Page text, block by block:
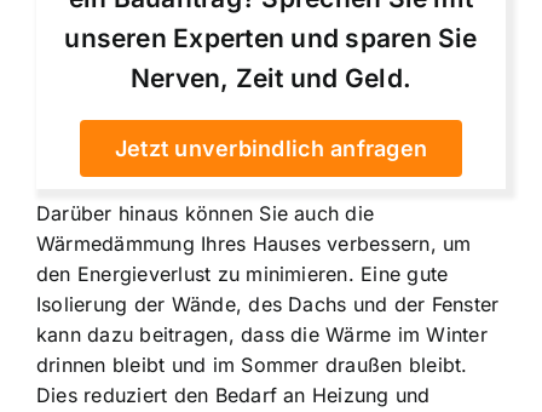
unseren Experten und sparen Sie
Nerven, Zeit und Geld.
Jetzt unverbindlich anfragen
Darüber hinaus können Sie auch die
Wärmedämmung Ihres Hauses verbessern, um
den Energieverlust zu minimieren. Eine gute
Isolierung der Wände, des Dachs und der Fenster
kann dazu beitragen, dass die Wärme im Winter
drinnen bleibt und im Sommer draußen bleibt.
Dies reduziert den Bedarf an Heizung und